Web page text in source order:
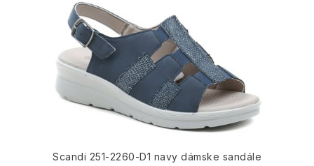
Scandi 251-2260-D1 navy dámske sandále